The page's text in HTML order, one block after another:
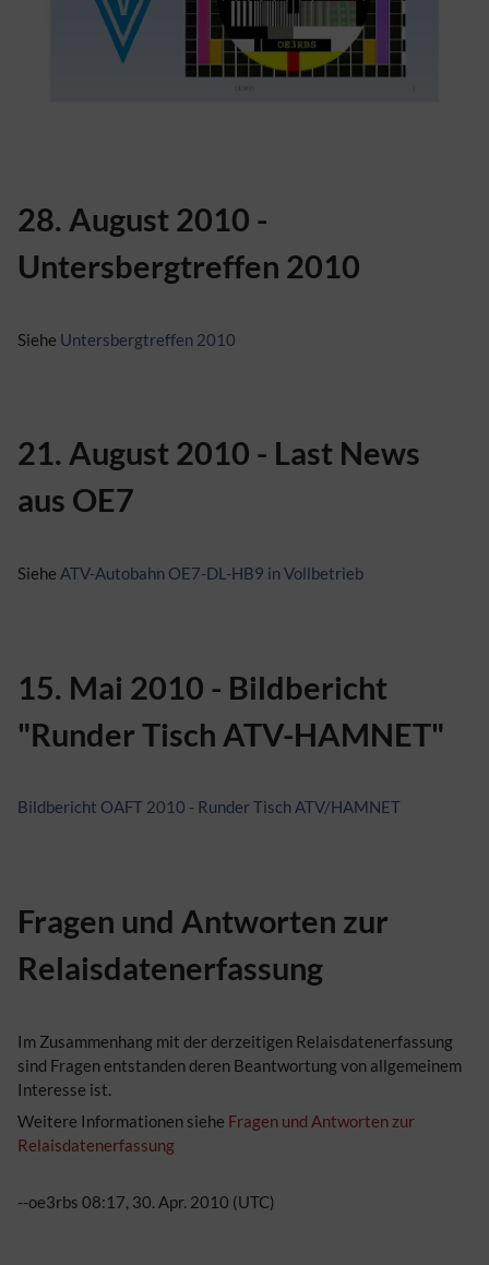
28. August 2010 -
Untersbergtreffen 2010
Siehe Untersbergtreffen 2010
21. August 2010 - Last News
aus OE7
Siehe ATV-Autobahn OE7-DL-HB9 in Vollbetrieb
15. Mai 2010 - Bildbericht
"Runder Tisch ATV-HAMNET"
Bildbericht OAFT 2010 - Runder Tisch ATV/HAMNET
Fragen und Antworten zur
Relaisdatenerfassung
Im Zusammenhang mit der derzeitigen Relaisdatenerfassung
sind Fragen entstanden deren Beantwortung von allgemeinem
Interesse ist.
Weitere Informationen siehe Fragen und Antworten zur
Relaisdatenerfassung
--oe3rbs 08:17, 30. Apr. 2010 (UTC)